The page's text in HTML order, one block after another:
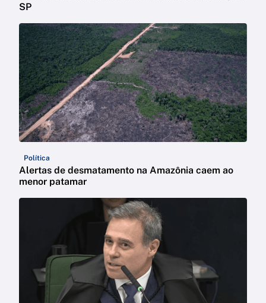
SP
Política
Alertas de desmatamento na Amazônia caem ao
menor patamar